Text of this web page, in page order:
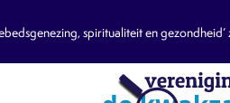
spiritualiteit en gezondheid’